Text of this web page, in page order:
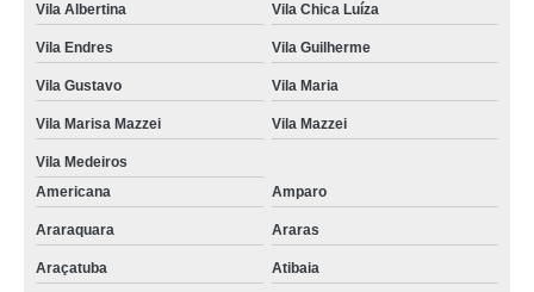
Vila Albertina Vila Chica Luíza
Vila Endres Vila Guilherme
Vila Gustavo Vila Maria
Vila Marisa Mazzei Vila Mazzei
Vila Medeiros
Americana
Amparo
Araraquara Araras
Araçatuba Atibaia